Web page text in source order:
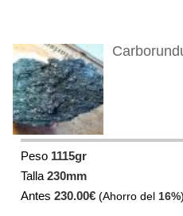
Peso 1115gr
Talla 230mm
Antes 230.00€ (Ahorro del 16%)